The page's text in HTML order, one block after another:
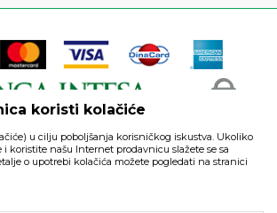
su deo naše ponude i ne podrazumeva
koristi kolačiće
u cilju poboljšanja korisničkog iskustva. Ukoliko
i koristite našu Internet prodavnicu slažete se sa
o upotrebi kolačića možete pogledati na stranici